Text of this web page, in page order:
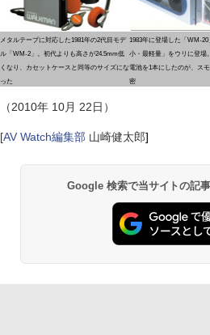
メタルテープに対応した1981年の2代目モデ
ル「WM-2」。初代よりも高さが24.5mm低
くなり、カセットケースと同等のサイズにな
った
1983年に登場した「WM-
小・最軽量」をウリに登場
電池を1本にしたのが、ス
密
（2010年 10月 22日）
[AV Watch編集部 山崎健太郎]
Google 検索で当サイトの記